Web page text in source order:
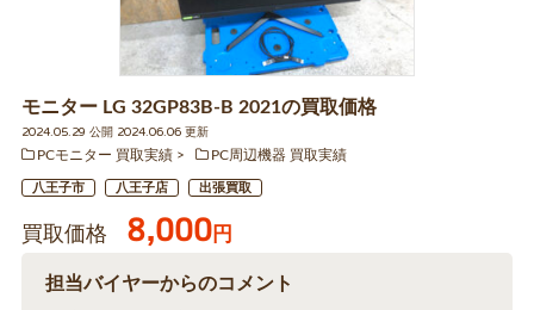
モニター LG 32GP83B-B 2021の買取価格
2024.05.29 公開 2024.06.06 更新
PCモニター 買取実績
PC周辺機器 買取実績
八王子市 八王子店 出張買取
買取価格 8,000円
担当バイヤーからのコメント